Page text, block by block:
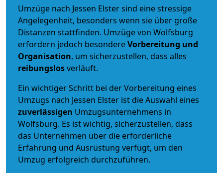
Umzüge nach Jessen Elster sind eine stressige
Angelegenheit, besonders wenn sie über große
Distanzen stattfinden. Umzüge von Wolfsburg
erfordern jedoch besondereVorbereitung und
Organisation, um sicherzustellen, dass alles
reibungslosverläuft.
Ein wichtiger Schritt bei der Vorbereitung eines
Umzugs nach Jessen Elster ist die Auswahl eines
zuverlässigen Umzugsunternehmens in
Wolfsburg. Es ist wichtig, sicherzustellen, dass
das Unternehmen über die erforderliche
Erfahrung und Ausrüstung verfügt, um den
Umzug erfolgreich durchzuführen.